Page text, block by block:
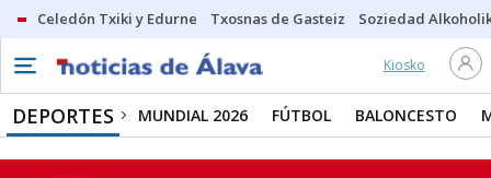
Celedón Txiki y Edurne Txosnas de Gasteiz Soziedad
Kiosko
DEPORTES MUNDIAL 2026 FÚTBOL BALONCESTO